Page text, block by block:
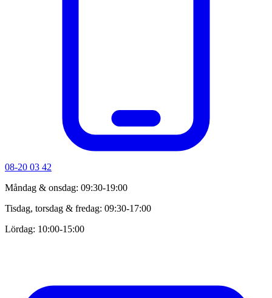
08-20 03 42
Måndag & onsdag: 09:30-19:00
Tisdag, torsdag & fredag: 09:30-17:00
Lördag: 10:00-15:00